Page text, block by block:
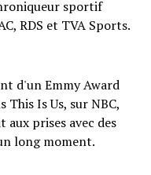
sportif
RDS et TVA Sports.
d'un Emmy Award
Is Us, sur NBC,
aux prises avec des
long moment.